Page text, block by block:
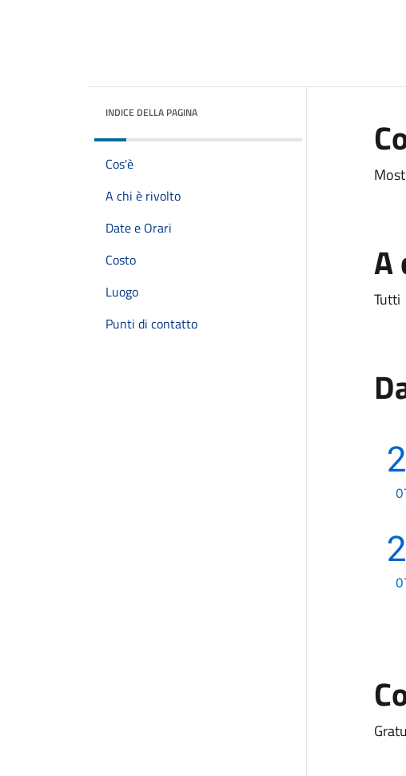
INDICE DELLA PAGINA
Cos'è
A chi è rivolto
Date e Orari
Costo
Luogo
Punti di contatto
A
Tutti